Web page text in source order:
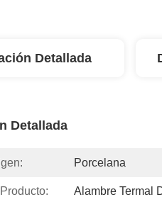
Detallada
Detallada
Porcelana
Alambre Termal